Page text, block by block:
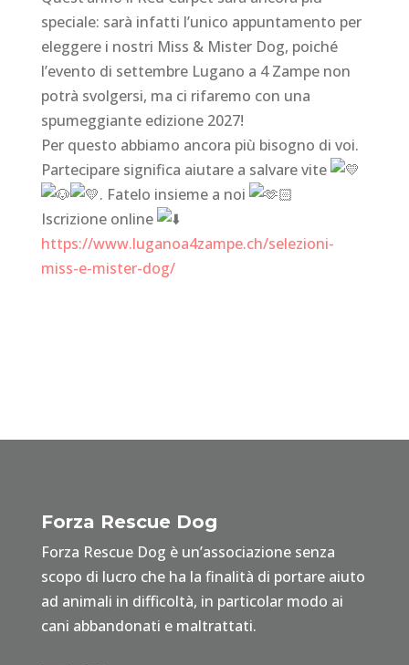
speciale: sarà infatti l’unico appuntamento per
eleggere i nostri Miss & Mister Dog, poiché
l’evento di settembre Lugano a 4 Zampe non
potrà svolgersi, ma ci rifaremo con una
spumeggiante edizione 2027!
Per questo abbiamo ancora più bisogno di voi.
Partecipare significa aiutare a salvare vite
. Fatelo insieme a noi
Iscrizione online
https://www.luganoa4zampe.ch/selezioni-
miss-e-mister-dog/
Forza Rescue Dog
Forza Rescue Dog è un’associazione senza
scopo di lucro che ha la finalità di portare aiuto
ad animali in difficoltà, in particolar modo ai
cani abbandonati e maltrattati.